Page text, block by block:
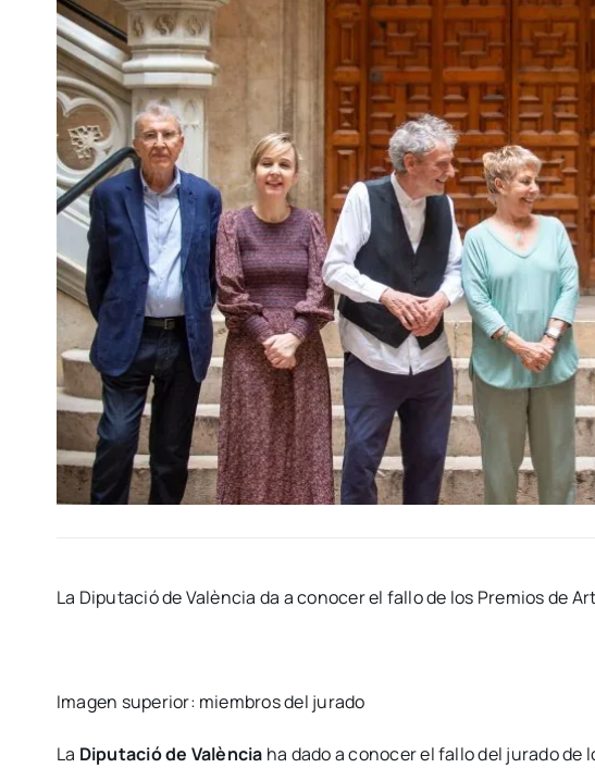
La Dipu­tació de Valèn­cia da a cono­cer el fallo de los Pre­mios de
Ima­gen supe­rior: miem­bros del jura­do
La Dipu­tació de Valèn­cia ha dado a cono­cer el fallo del jura­do de